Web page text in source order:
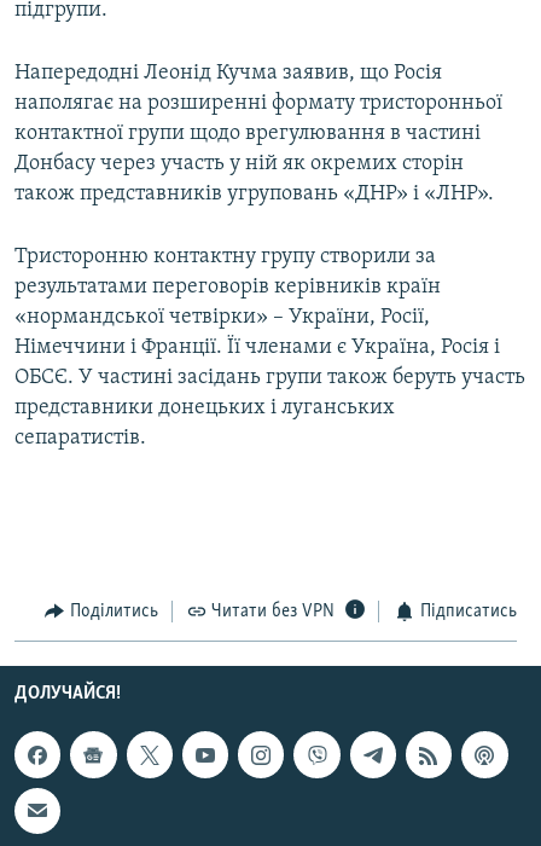
підгрупи.
Напередодні Леонід Кучма заявив, що Росія
наполягає на розширенні формату тристоронньої
контактної групи щодо врегулювання в частині
Донбасу через участь у ній як окремих сторін
також представників угруповань «ДНР» і «ЛНР».
Тристоронню контактну групу створили за
результатами переговорів керівників країн
«нормандської четвірки» – України, Росії,
Німеччини і Франції. Її членами є Україна, Росія і
ОБСЄ. У частині засідань групи також беруть участь
представники донецьких і луганських
сепаратистів.
Поділитись Читати без VPN Підписатись
ДОЛУЧАЙСЯ!